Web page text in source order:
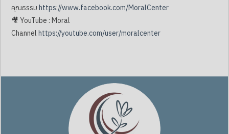
คุณธรรมhttps://www.facebook.com/MoralCenter
🎥 YouTube : Moral
Channelhttps://youtube.com/user/moralcenter